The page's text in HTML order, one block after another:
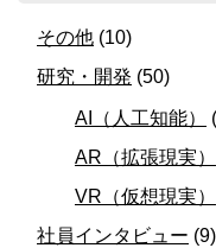
その他 (10)
研究・開発 (50)
AI（人工知能）
AR（拡張現実）
VR（仮想現実）
社員インタビュー (9)